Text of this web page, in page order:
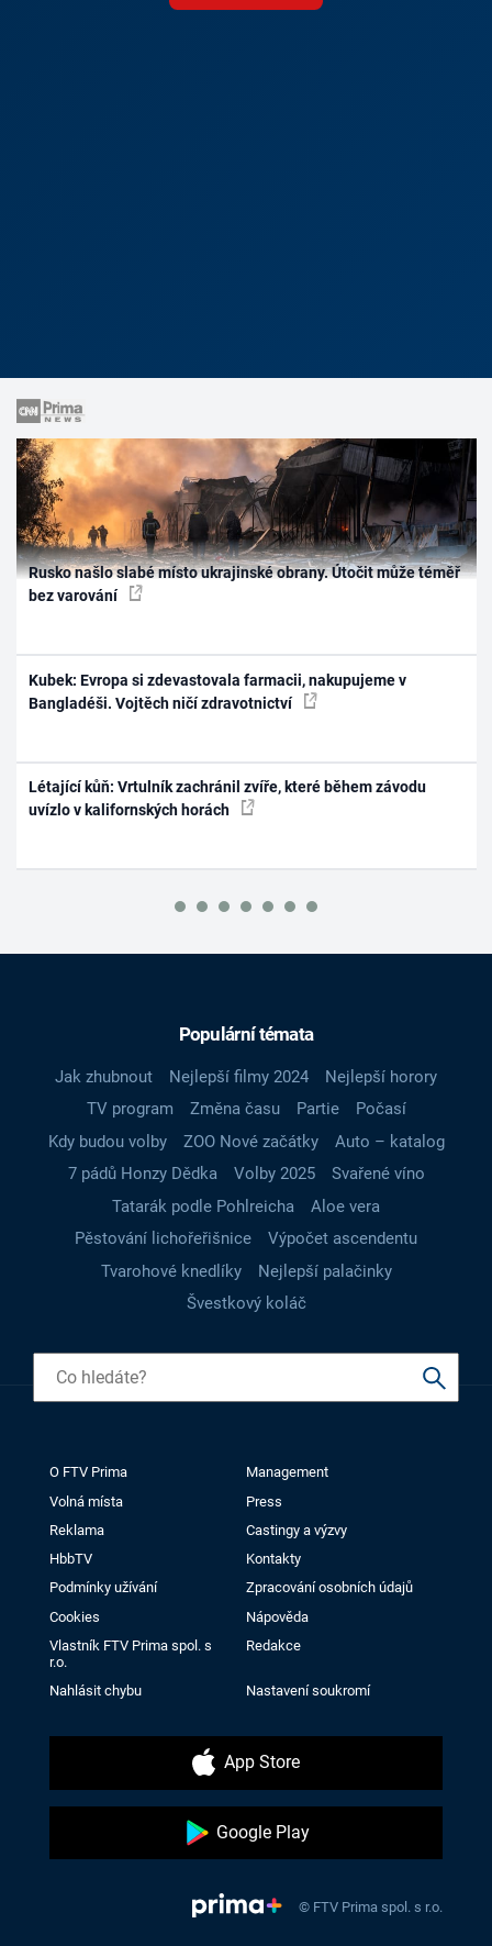
Rusko našlo slabé místo ukrajinské obrany. Útočit může téměř
bez varování
Kubek: Evropa si zdevastovala farmacii, nakupujeme v
Bangladéši. Vojtěch ničí zdravotnictví
Létající kůň: Vrtulník zachránil zvíře, které během závodu
uvízlo v kalifornských horách
Populární témata
Jak zhubnout Nejlepší filmy 2024
Nejlepší horory
TV program
Změna času Partie
Počasí
Kdy budou volby
ZOO Nové začátky
Auto – katalog
7 pádů Honzy Dědka
Volby 2025
Svařené víno
Tatarák podle Pohlreicha
Aloe vera
Pěstování lichořeřišnice
Výpočet ascendentu
Tvarohové knedlíky
Nejlepší palačinky
Švestkový koláč
O FTV Prima
Management
Volná místa
Press
Reklama
Castingy a výzvy
HbbTV
Kontakty
Podmínky užívání
Zpracování osobních údajů
Cookies
Nápověda
Vlastník FTV Prima spol. s
r.o.
Redakce
Nahlásit chybu Nastavení soukromí
App Store
Google Play
© FTV Prima spol. s r.o.